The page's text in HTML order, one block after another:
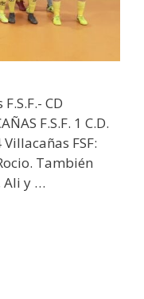
CD
F.S.F. 1 C.D.
Villacañas FSF:
También
Ali y …